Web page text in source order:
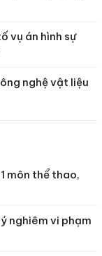
vụ án hình sự
nghệ vật liệu
môn thể thao,
nghiêm vi phạm